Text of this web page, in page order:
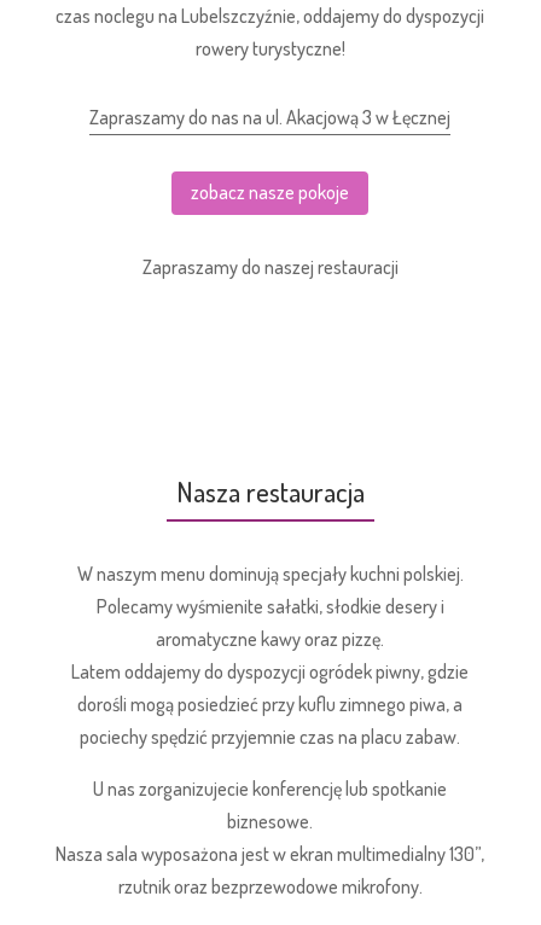
czas noclegu na Lubelszczyźnie, oddajemy do dyspozycji
rowery turystyczne!
Zapraszamy do nas na ul. Akacjową 3 w Łęcznej
zobacz nasze pokoje
Zapraszamy do naszej restauracji
Nasza restauracja
W naszym menu dominują specjały kuchni polskiej.
Polecamy wyśmienite sałatki, słodkie desery i
aromatyczne kawy oraz pizzę.
Latem oddajemy do dyspozycji ogródek piwny, gdzie
dorośli mogą posiedzieć przy kuflu zimnego piwa, a
pociechy spędzić przyjemnie czas na placu zabaw.
U nas zorganizujecie konferencję lub spotkanie
biznesowe.
Nasza sala wyposażona jest w ekran multimedialny 130”,
rzutnik oraz bezprzewodowe mikrofony.